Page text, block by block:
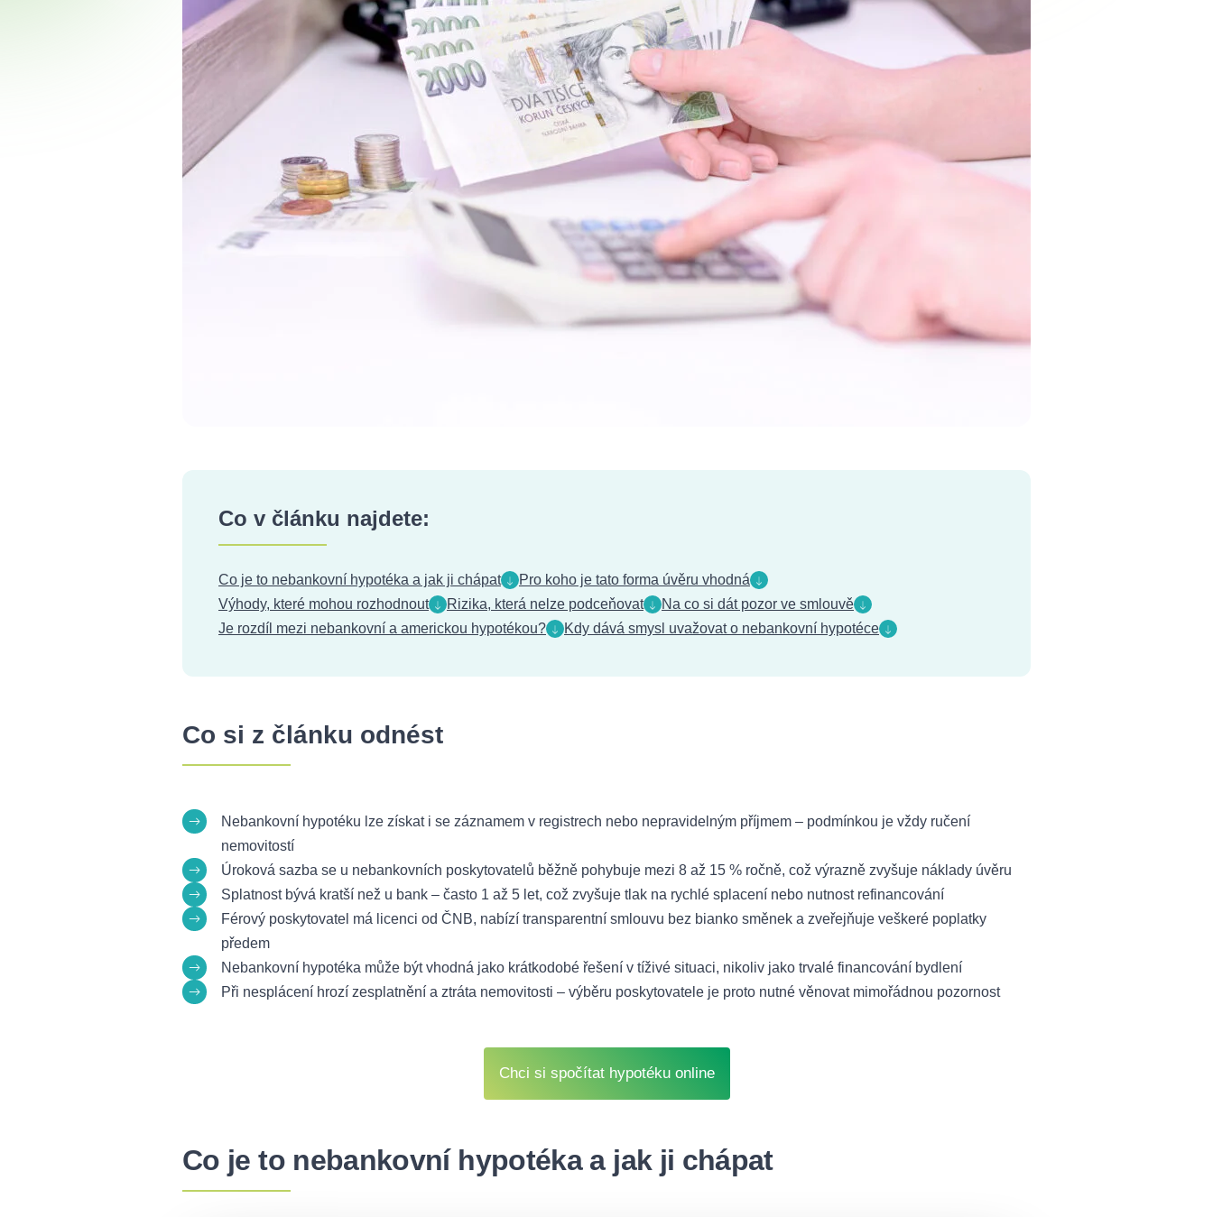
Co v článku najdete:
Co je to nebankovní hypotéka a jak ji chápat
Pro koho je tato forma úvěru vhodná
Výhody, které mohou rozhodnout
Rizika, která nelze podceňovat
Na co si dát pozor ve smlouvě
Je rozdíl mezi nebankovní a americkou hypotékou?
Kdy dává smysl uvažovat o nebankovní hypotéce
Co si z článku odnést
Nebankovní hypotéku lze získat i se záznamem v registrech nebo nepravidelným příjmem – podmínkou je vždy ručení
nemovitostí
Úroková sazba se u nebankovních poskytovatelů běžně pohybuje mezi 8 až 15 % ročně, což výrazně zvyšuje náklady úvěru
Splatnost bývá kratší než u bank – často 1 až 5 let, což zvyšuje tlak na rychlé splacení nebo nutnost refinancování
Férový poskytovatel má licenci od ČNB, nabízí transparentní smlouvu bez bianko směnek a zveřejňuje veškeré poplatky
předem
Nebankovní hypotéka může být vhodná jako krátkodobé řešení v tíživé situaci, nikoliv jako trvalé financování bydlení
Při nesplácení hrozí zesplatnění a ztráta nemovitosti – výběru poskytovatele je proto nutné věnovat mimořádnou pozornost
Chci si spočítat hypotéku online
Co je to nebankovní hypotéka a jak ji chápat